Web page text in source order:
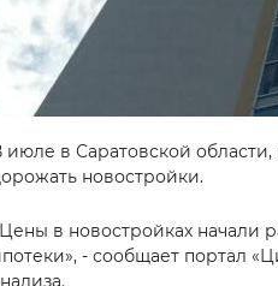
июле в Саратовской
новостройки.
в новостройках начали
- сообщает портал